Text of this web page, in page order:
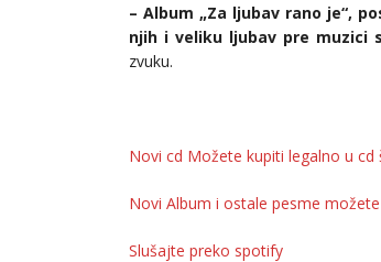
– Album „Za ljubav rano je“,
njih i veliku ljubav pre muzici
zvuku.
Novi cd Možete kupiti legalno u cd
Novi Album i ostale pesme
Slušajte preko spotify